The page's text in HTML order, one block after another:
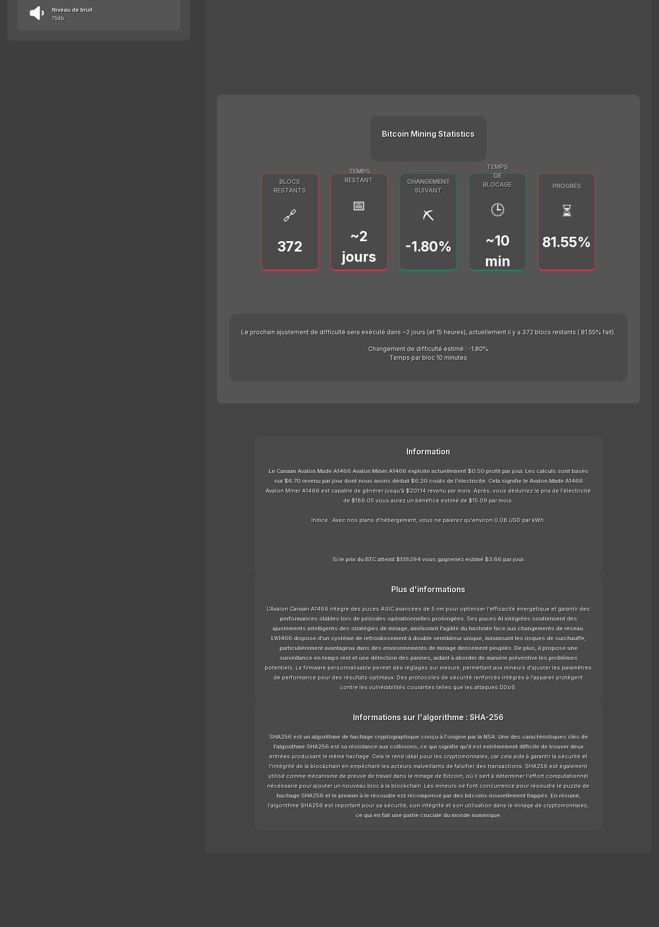
Niveau de bruit
75db
Bitcoin Mining Statistics
BLOCS
RESTANTS
🔗
372
TEMPS
RESTANT
📅
~2
jours
CHANGEMENT
SUIVANT
⛏️
-1.80%
TEMPS
DE
BLOCAGE
🕒
~10
min
PROGRÈS
⏳
81.55%
Le prochain ajustement de difficulté sera exécuté dans ~2 jours (et 15 heures), actuellement il y a 372 blocs restants ( 81.55% fait).
Changement de difficulté estimé : -1.80%
Temps par bloc 10 minutes
Information
Le Canaan Avalon Made A1466 Avalon Miner A1466 exploite actuellement $0.50 profit par jour. Les calculs sont basés
sur $6.70 revenu par jour dont nous avons déduit $6.20 coûts de l'électricité. Cela signifie le Avalon Made A1466
Avalon Miner A1466 est capable de générer jusqu'à $201.14 revenu par mois. Après, vous déduiriez le prix de l'électricité
de $186.05 vous aurez un bénéfice estimé de $15.09 par mois.
Indice : Avec nos plans d'hébergement, vous ne paierez qu'environ 0,08 USD par kWh.
Si le prix du BTC atteint $138294 vous gagneriez estimé $3.86 par jour.
Plus d'informations
L'Avalon Canaan A1466 intègre des puces ASIC avancées de 5 nm pour optimiser l'efficacité énergétique et garantir des
performances stables lors de périodes opérationnelles prolongées. Ses puces AI intégrées soutiennent des
ajustements intelligents des stratégies de minage, améliorant l'agilité du hashrate face aux changements de réseau.
L'A1466 dispose d'un système de refroidissement à double ventilateur unique, minimisant les risques de surchauffe,
particulièrement avantageux dans des environnements de minage densément peuplés. De plus, il propose une
surveillance en temps réel et une détection des pannes, aidant à aborder de manière préventive les problèmes
potentiels. Le firmware personnalisable permet des réglages sur mesure, permettant aux mineurs d'ajuster les paramètres
de performance pour des résultats optimaux. Des protocoles de sécurité renforcés intégrés à l'appareil protègent
contre les vulnérabilités courantes telles que les attaques DDoS.
Informations sur l'algorithme : SHA-256
SHA256 est un algorithme de hachage cryptographique conçu à l'origine par la NSA. Une des caractéristiques clés de
l'algorithme SHA256 est sa résistance aux collisions, ce qui signifie qu'il est extrêmement difficile de trouver deux
entrées produisant le même hachage. Cela le rend idéal pour les cryptomonnaies, car cela aide à garantir la sécurité et
l'intégrité de la blockchain en empêchant les acteurs malveillants de falsifier des transactions. SHA256 est également
utilisé comme mécanisme de preuve de travail dans le minage de Bitcoin, où il sert à déterminer l'effort computationnel
nécessaire pour ajouter un nouveau bloc à la blockchain. Les mineurs se font concurrence pour résoudre le puzzle de
hachage SHA256 et le premier à le résoudre est récompensé par des bitcoins nouvellement frappés. En résumé,
l'algorithme SHA256 est important pour sa sécurité, son intégrité et son utilisation dans le minage de cryptomonnaies,
ce qui en fait une partie cruciale du monde numérique.